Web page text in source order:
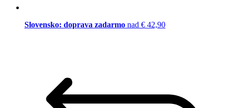
Slovensko: doprava zadarmo nad € 42,90